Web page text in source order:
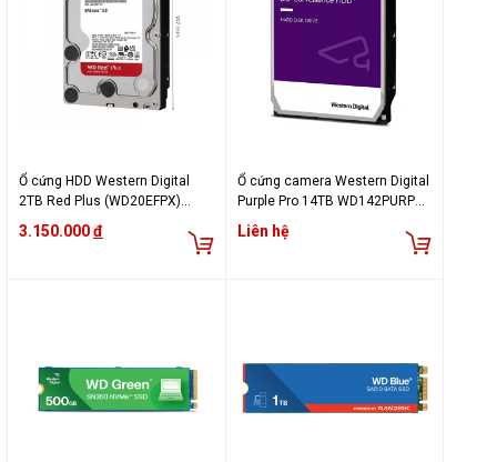
Ổ cứng HDD Western Digital
2TB Red Plus (WD20EFPX)
(5400RPM/64MB Cache/3.5
inch/ SATA3)
3.150.000đ
Ổ cứng camera Western Digital
Purple Pro 14TB WD142PURP
(3.5Inch/ 7200rpm/ 512MB/
SATA3)
Liên hệ